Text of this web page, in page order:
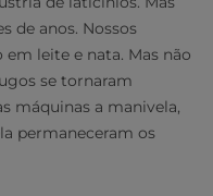
de anos. Nossos
em leite e nata. Mas não
se tornaram
máquinas a manivela,
permaneceram os